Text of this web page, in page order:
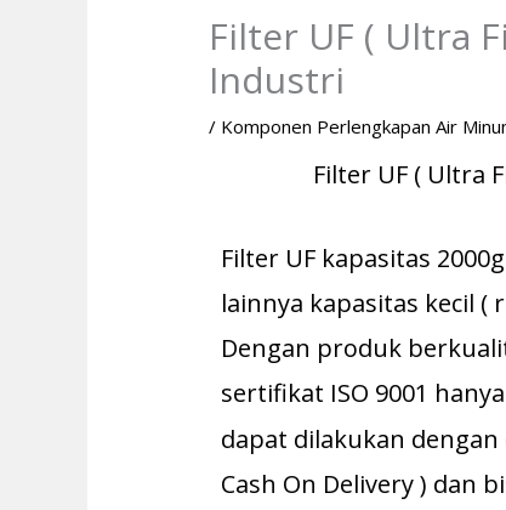
Filter UF ( Ultra
Industri
/ Komponen Perlengkapan Air
Filter UF ( Ultra
Filter UF kapasitas
lainnya kapasitas kecil
Dengan produk
sertifikat ISO 9001
dapat dilakukan
Cash On Delivery ) dan